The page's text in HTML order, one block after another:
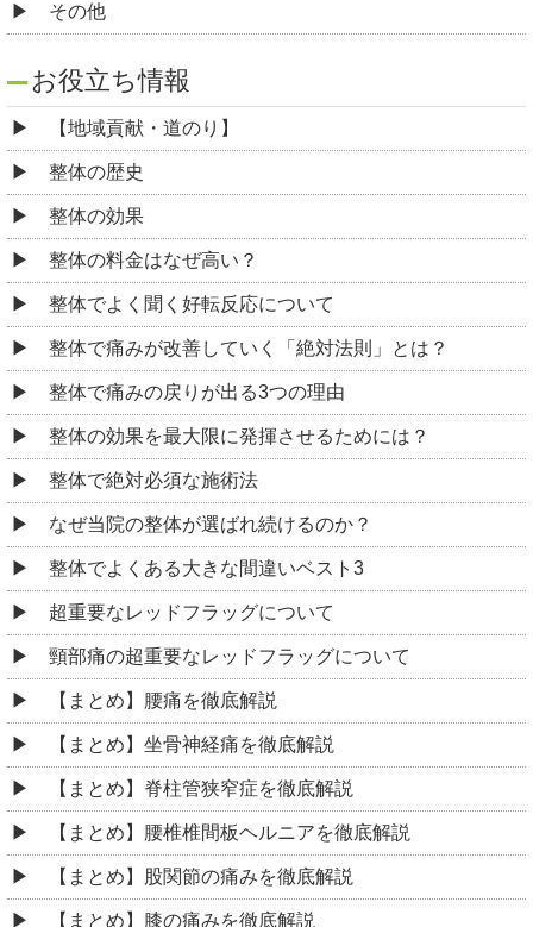
その他
お役立ち情報
【地域貢献・道のり】
整体の歴史
整体の効果
整体の料金はなぜ高い？
整体でよく聞く好転反応について
整体で痛みが改善していく「絶対法則」とは？
整体で痛みの戻りが出る3つの理由
整体の効果を最大限に発揮させるためには？
整体で絶対必須な施術法
なぜ当院の整体が選ばれ続けるのか？
整体でよくある大きな間違いベスト3
超重要なレッドフラッグについて
頸部痛の超重要なレッドフラッグについて
【まとめ】腰痛を徹底解説
【まとめ】坐骨神経痛を徹底解説
【まとめ】脊柱管狭窄症を徹底解説
【まとめ】腰椎椎間板ヘルニアを徹底解説
【まとめ】股関節の痛みを徹底解説
【まとめ】膝の痛みを徹底解説